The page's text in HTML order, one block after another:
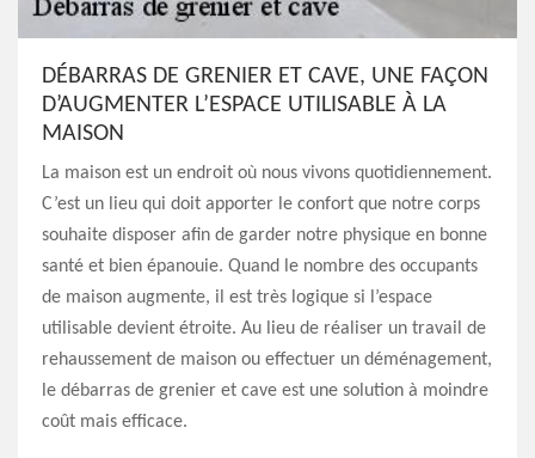
DÉBARRAS DE GRENIER ET CAVE, UNE FAÇON
D’AUGMENTER L’ESPACE UTILISABLE À LA
MAISON
La maison est un endroit où nous vivons quotidiennement.
C’est un lieu qui doit apporter le confort que notre corps
souhaite disposer afin de garder notre physique en bonne
santé et bien épanouie. Quand le nombre des occupants
de maison augmente, il est très logique si l’espace
utilisable devient étroite. Au lieu de réaliser un travail de
rehaussement de maison ou effectuer un déménagement,
le débarras de grenier et cave est une solution à moindre
coût mais efficace.